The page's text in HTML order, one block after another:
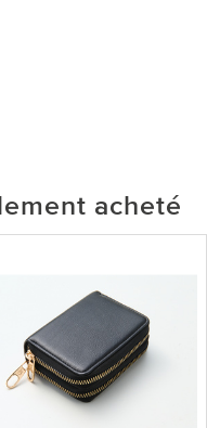
acheté